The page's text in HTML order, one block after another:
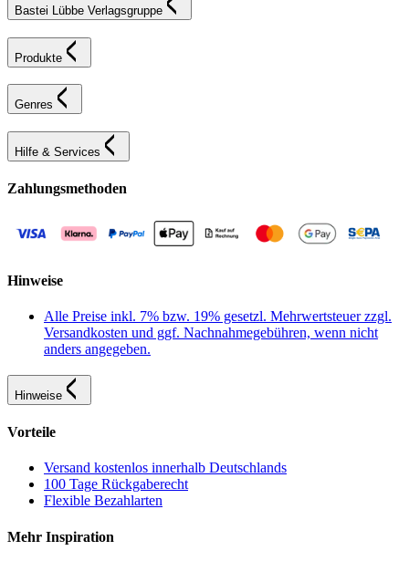
Bastei Lübbe Verlagsgruppe
Produkte
Genres
Hilfe & Services
Zahlungsmethoden
Hinweise
Alle Preise inkl. 7% bzw. 19% gesetzl. Mehrwertsteuer zzgl.
Versandkosten und ggf. Nachnahmegebühren, wenn nicht
anders angegeben.
Hinweise
Vorteile
Versand kostenlos innerhalb Deutschlands
100 Tage Rückgaberecht
Flexible Bezahlarten
Mehr Inspiration